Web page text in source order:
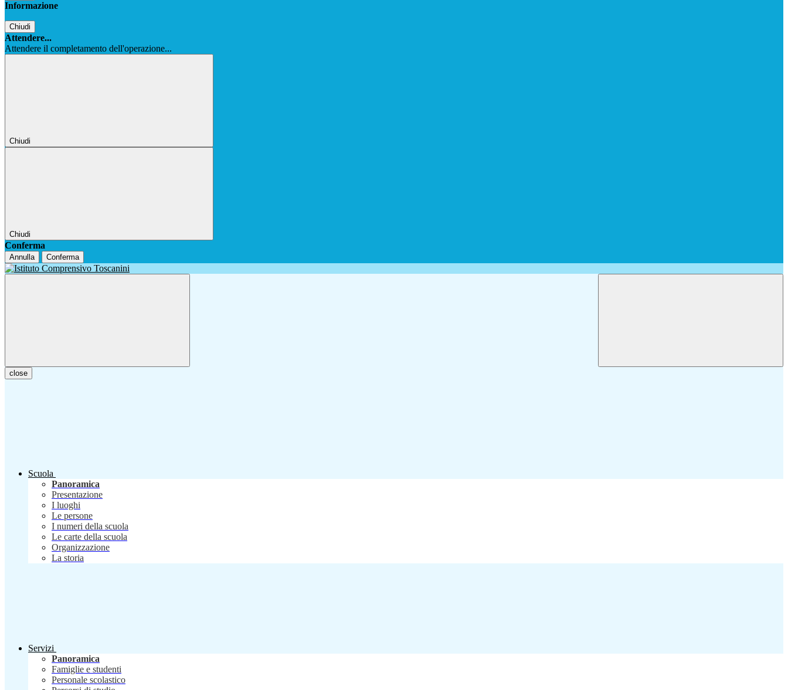
Informazione
Chiudi
Attendere...
Attendere il completamento dell'operazione...
Chiudi
Chiudi
Conferma
Annulla Conferma
close
Scuola
Panoramica
Presentazione
I luoghi
Le persone
I numeri della scuola
Le carte della scuola
Organizzazione
La storia
Servizi
Panoramica
Famiglie e studenti
Personale scolastico